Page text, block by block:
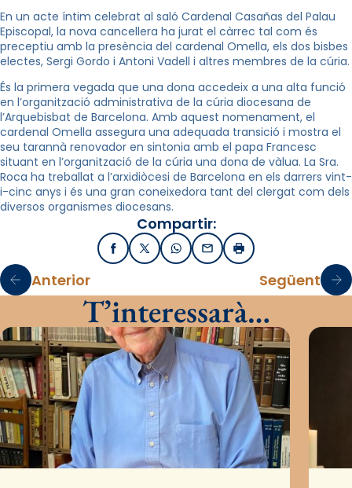
En un acte íntim celebrat al saló Cardenal Casañas del Palau
Episcopal, la nova cancellera ha jurat el càrrec tal com és
preceptiu amb la presència del cardenal Omella, els dos bisbes
electes, Sergi Gordo i Antoni Vadell i altres membres de la cúria.
És la primera vegada que una dona accedeix a una alta funció
en l’organització administrativa de la cúria diocesana de
l’Arquebisbat de Barcelona. Amb aquest nomenament, el
cardenal Omella assegura una adequada transició i mostra el
seu tarannà renovador en sintonia amb el papa Francesc
situant en l’organització de la cúria una dona de vàlua. La Sra.
Roca ha treballat a l’arxidiòcesi de Barcelona en els darrers vint-
i-cinc anys i és una gran coneixedora tant del clergat com dels
diversos organismes diocesans.
Compartir:
FacebookX / TwitterWhatsApp
EmailImprimir
Anterior Següent
T’interessarà…